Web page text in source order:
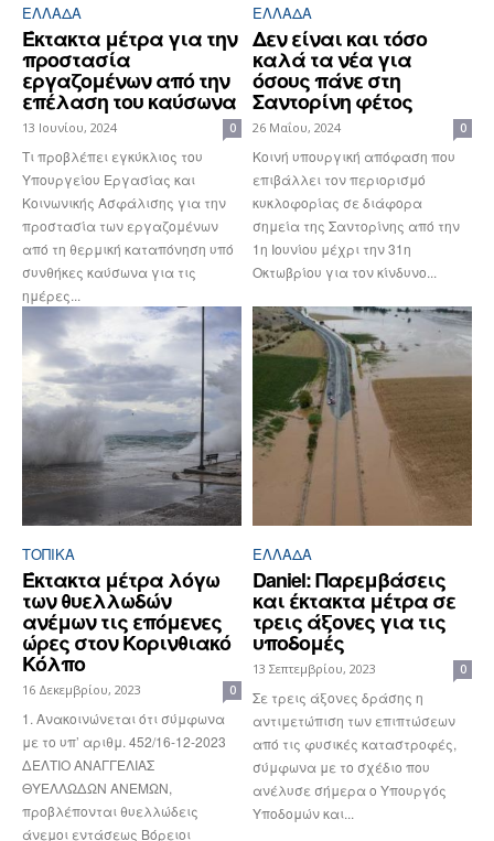
ΕΛΛΆΔΑ
Έκτακτα μέτρα για την
προστασία
εργαζομένων από την
επέλαση του καύσωνα
13 Ιουνίου, 2024 0
Τι προβλέπει εγκύκλιος του
Υπουργείου Εργασίας και
Κοινωνικής Ασφάλισης για την
προστασία των εργαζομένων
από τη θερμική καταπόνηση υπό
συνθήκες καύσωνα για τις
ημέρες...
ΕΛΛΆΔΑ
Δεν είναι και τόσο
καλά τα νέα για
όσους πάνε στη
Σαντορίνη φέτος
26 Μαΐου, 2024 0
Κοινή υπουργική απόφαση που
επιβάλλει τον περιορισμό
κυκλοφορίας σε διάφορα
σημεία της Σαντορίνης από την
1η Ιουνίου μέχρι την 31η
Οκτωβρίου για τον κίνδυνο...
ΤΟΠΙΚΑ
Έκτακτα μέτρα λόγω
των θυελλωδών
ανέμων τις επόμενες
ώρες στον Κορινθιακό
Κόλπο
16 Δεκεμβρίου, 2023 0
1. Ανακοινώνεται ότι σύμφωνα
με το υπ’ αριθμ. 452/16-12-2023
ΔΕΛΤΙΟ ΑΝΑΓΓΕΛΙΑΣ
ΘΥΕΛΛΩΔΩΝ ΑΝΕΜΩΝ,
προβλέπονται θυελλώδεις
άνεμοι εντάσεως Βόρειοι
ΕΛΛΆΔΑ
Daniel: Παρεμβάσεις
και έκτακτα μέτρα σε
τρεις άξονες για τις
υποδομές
13 Σεπτεμβρίου, 2023 0
Σε τρεις άξονες δράσης η
αντιμετώπιση των επιπτώσεων
από τις φυσικές καταστροφές,
σύμφωνα με το σχέδιο που
ανέλυσε σήμερα ο Υπουργός
Υποδομών και...